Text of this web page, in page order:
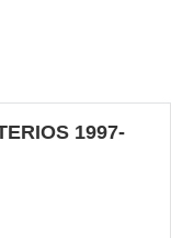
1997-